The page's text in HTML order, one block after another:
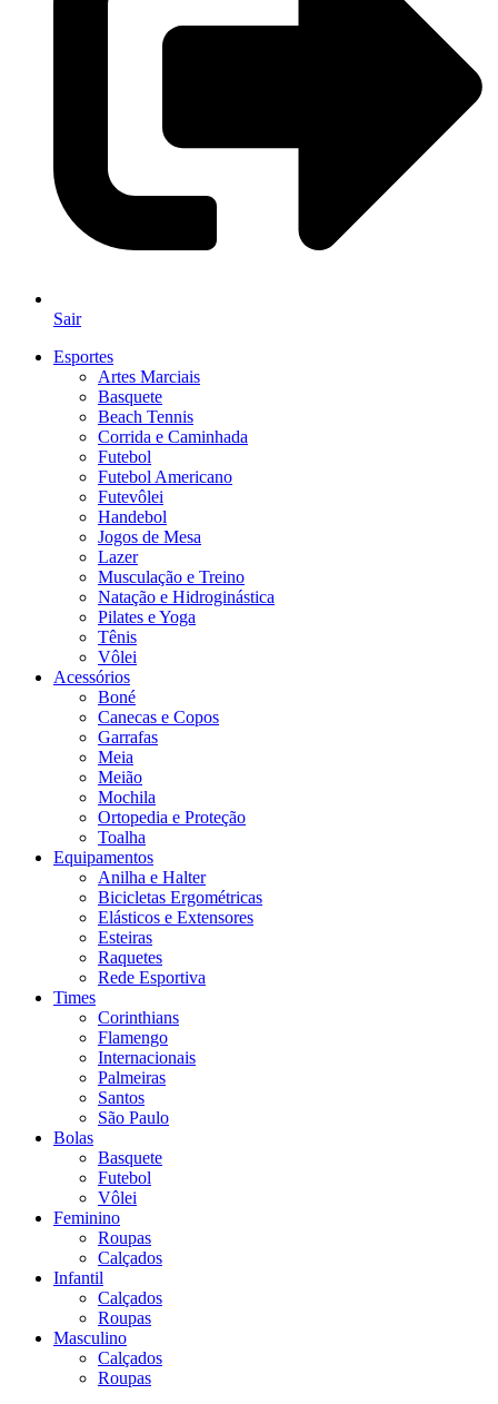
Sair
Esportes
Artes Marciais
Basquete
Beach Tennis
Corrida e Caminhada
Futebol
Futebol Americano
Futevôlei
Handebol
Jogos de Mesa
Lazer
Musculação e Treino
Natação e Hidroginástica
Pilates e Yoga
Tênis
Vôlei
Acessórios
Boné
Canecas e Copos
Garrafas
Meia
Meião
Mochila
Ortopedia e Proteção
Toalha
Equipamentos
Anilha e Halter
Bicicletas Ergométricas
Elásticos e Extensores
Esteiras
Raquetes
Rede Esportiva
Times
Corinthians
Flamengo
Internacionais
Palmeiras
Santos
São Paulo
Bolas
Basquete
Futebol
Vôlei
Feminino
Roupas
Calçados
Infantil
Calçados
Roupas
Masculino
Calçados
Roupas